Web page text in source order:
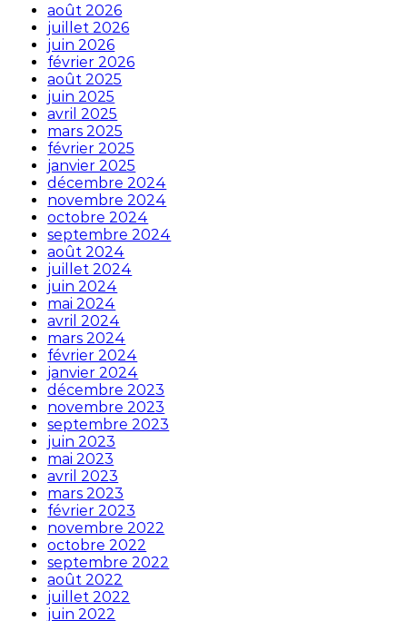
août 2026
juillet 2026
juin 2026
février 2026
août 2025
juin 2025
avril 2025
mars 2025
février 2025
janvier 2025
décembre 2024
novembre 2024
octobre 2024
septembre 2024
août 2024
juillet 2024
juin 2024
mai 2024
avril 2024
mars 2024
février 2024
janvier 2024
décembre 2023
novembre 2023
septembre 2023
juin 2023
mai 2023
avril 2023
mars 2023
février 2023
novembre 2022
octobre 2022
septembre 2022
août 2022
juillet 2022
juin 2022